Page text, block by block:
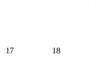
17 18